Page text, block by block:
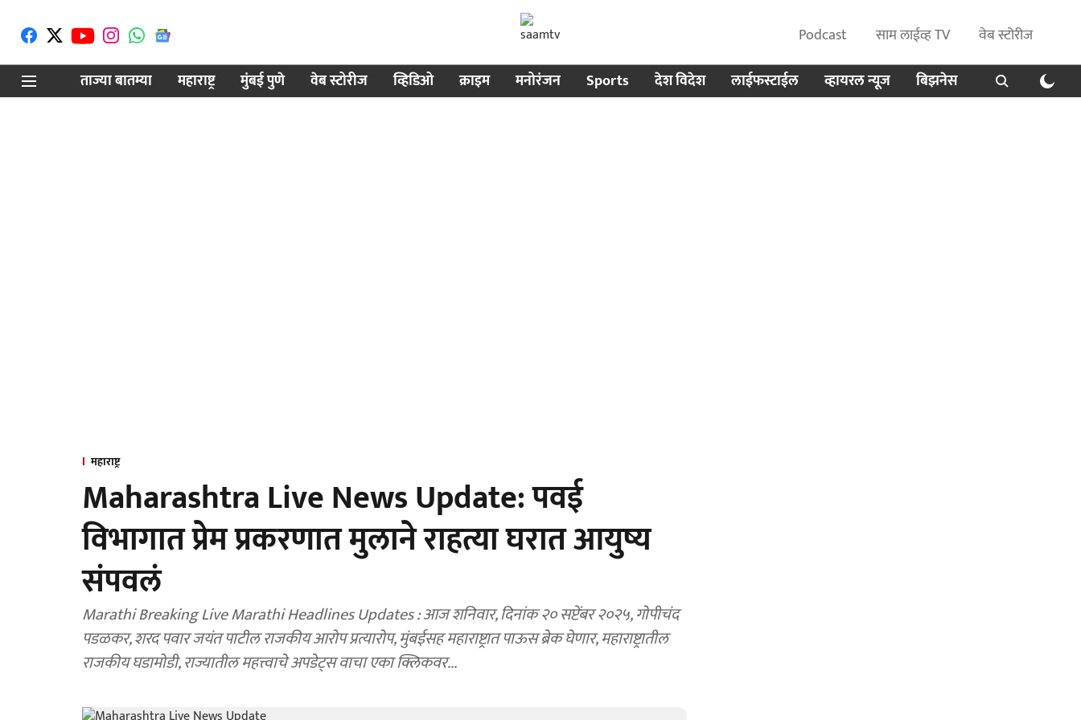
Podcast साम लाईव्ह TV
वेब स्टोरीज
ताज्या बातम्या
महाराष्ट्र मुंबई पुणे वेब स्टोरीज व्हिडिओ क्राइम मनोरंजन Sports देश विदेश लाईफस्टाईल व्हायरल न्यूज बिझनेस
महाराष्ट्र
Maharashtra Live News Update: पवई
विभागात प्रेम प्रकरणात मुलाने राहत्या घरात आयुष्य
संपवलं
Marathi Breaking Live Marathi Headlines Updates : आज शनिवार, दिनांक २० सप्टेंबर २०२५, गोपीचंद
पडळकर, शरद पवार जयंत पाटील राजकीय आरोप प्रत्यारोप, मुंबईसह महाराष्ट्रात पाऊस ब्रेक घेणार, महाराष्ट्रातील
राजकीय घडामोडी, राज्यातील महत्त्वाचे अपडेट्स वाचा एका क्लिकवर...